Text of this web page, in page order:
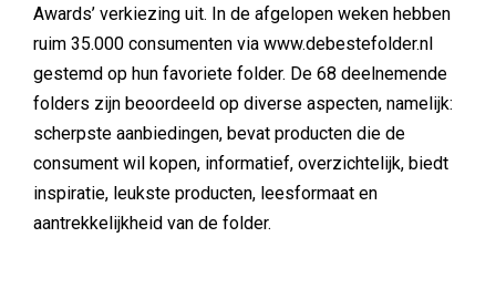
Awards’ verkiezing uit. In de afgelopen weken hebben
ruim 35.000 consumenten via www.debestefolder.nl
gestemd op hun favoriete folder. De 68 deelnemende
folders zijn beoordeeld op diverse aspecten, namelijk:
scherpste aanbiedingen, bevat producten die de
consument wil kopen, informatief, overzichtelijk, biedt
inspiratie, leukste producten, leesformaat en
aantrekkelijkheid van de folder.